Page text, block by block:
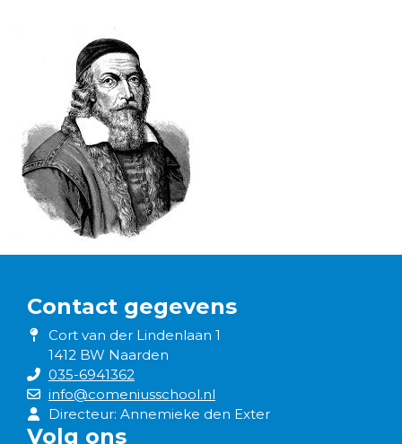
Contact gegevens
Cort van der Lindenlaan 1
1412 BW Naarden
035-6941362
info@comeniusschool.nl
Directeur: Annemieke den Exter
Volg ons